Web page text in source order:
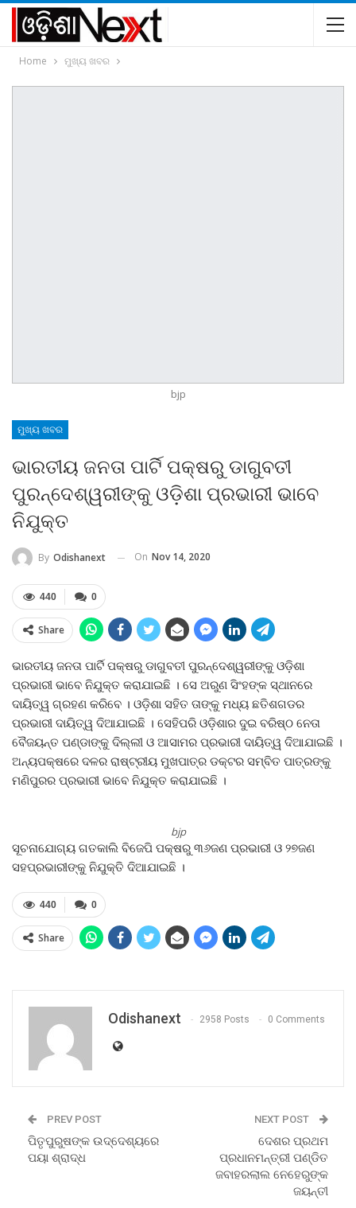
Home ମୁଖ୍ୟ ଖବର
bjp
ମୁଖ୍ୟ ଖବର
ଭାରତୀୟ ଜନତା ପାର୍ଟି ପକ୍ଷରୁ ଡାଗୁବତୀ
ପୁରନ୍ଦେଶ୍ୱରୀଙ୍କୁ ଓଡ଼ିଶା ପ୍ରଭାରୀ ଭାବେ
ନିଯୁକ୍ତ
By Odishanext On Nov 14, 2020
0
440
Share
ଭାରତୀୟ ଜନତା ପାର୍ଟି ପକ୍ଷରୁ ଡାଗୁବତୀ ପୁରନ୍ଦେଶ୍ୱରୀଙ୍କୁ ଓଡ଼ିଶା
ପ୍ରଭାରୀ ଭାବେ ନିଯୁକ୍ତ କରାଯାଇଛି । ସେ ଅରୁଣ ସିଂହଙ୍କ ସ୍ଥାନରେ
ଦାୟିତ୍ୱ ଗ୍ରହଣ କରିବେ । ଓଡ଼ିଶା ସହିତ ତାଙ୍କୁ ମଧ୍ୟ ଛତିଶଗଡର
ପ୍ରଭାରୀ ଦାୟିତ୍ୱ ଦିଆଯାଇଛି । ସେହିପରି ଓଡ଼ିଶାର ଦୁଇ ବରିଷ୍ଠ ନେତା
ବୈଜୟନ୍ତ ପଣ୍ଡାଙ୍କୁ ଦିଲ୍ଲୀ ଓ ଆସାମର ପ୍ରଭାରୀ ଦାୟିତ୍ୱ ଦିଆଯାଇଛି ।
ଅନ୍ୟପକ୍ଷରେ ଦଳର ରାଷ୍ଟ୍ରୀୟ ମୁଖପାତ୍ର ଡକ୍ଟର ସମ୍ବିତ ପାତ୍ରଙ୍କୁ
ମଣିପୁରର ପ୍ରଭାରୀ ଭାବେ ନିଯୁକ୍ତ କରାଯାଇଛି ।
bjp
ସୂଚନାଯୋଗ୍ୟ ଗତକାଲି ବିଜେପି ପକ୍ଷରୁ ୩୬ଜଣ ପ୍ରଭାରୀ ଓ ୨୭ଜଣ
ସହପ୍ରଭାରୀଙ୍କୁ ନିଯୁକ୍ତି ଦିଆଯାଇଛି ।
0
440
Share
Odishanext 2958 Posts 0 Comments
PREV POST
ପିତୃପୁରୁଷଙ୍କ ଉଦ୍ଦେଶ୍ୟରେ
ପୟା ଶ୍ରାଦ୍ଧ
NEXT POST
ଦେଶର ପ୍ରଥମ
ପ୍ରଧାନମନ୍ତ୍ରୀ ପଣ୍ଡିତ
ଜବାହରଲାଲ ନେହେରୁଙ୍କ
ଜୟନ୍ତୀ